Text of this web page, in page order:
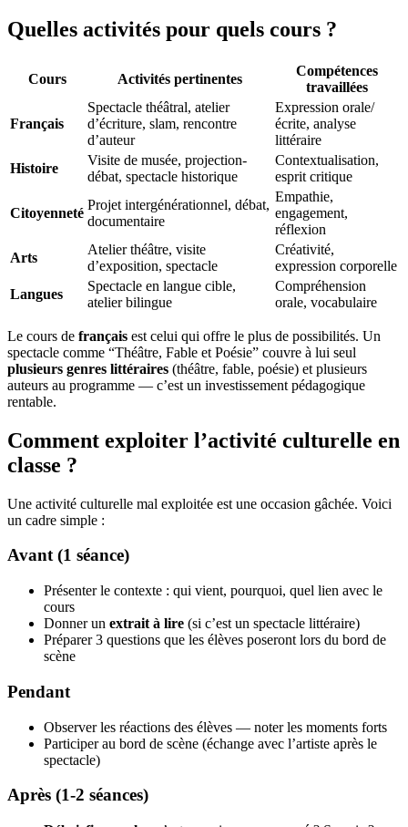
Quelles activités pour quels cours ?
Cours Activités pertinentes
Compétences
travaillées
Français
Spectacle théâtral, atelier
d’écriture, slam, rencontre
d’auteur
Expression orale/
écrite, analyse
littéraire
Histoire
Visite de musée, projection-
débat, spectacle historique
Contextualisation,
esprit critique
Citoyenneté
Projet intergénérationnel, débat,
documentaire
Empathie,
engagement,
réflexion
Arts
Atelier théâtre, visite
d’exposition, spectacle
Créativité,
expression corporelle
Langues
Spectacle en langue cible,
atelier bilingue
Compréhension
orale, vocabulaire
Le cours de français est celui qui offre le plus de possibilités. Un
spectacle comme “Théâtre, Fable et Poésie” couvre à lui seul
plusieurs genres littéraires (théâtre, fable, poésie) et plusieurs
auteurs au programme — c’est un investissement pédagogique
rentable.
Comment exploiter l’activité culturelle en
classe ?
Une activité culturelle mal exploitée est une occasion gâchée. Voici
un cadre simple :
Avant (1 séance)
Présenter le contexte : qui vient, pourquoi, quel lien avec le
cours
Donner un extrait à lire (si c’est un spectacle littéraire)
Préparer 3 questions que les élèves poseront lors du bord de
scène
Pendant
Observer les réactions des élèves — noter les moments forts
Participer au bord de scène (échange avec l’artiste après le
spectacle)
Après (1-2 séances)